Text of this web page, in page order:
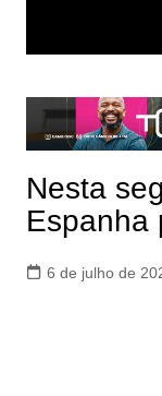
Nesta
Espanha
6 de julho de